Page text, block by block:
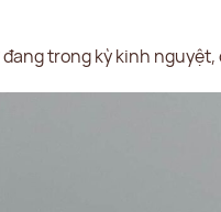
trong kỳ kinh